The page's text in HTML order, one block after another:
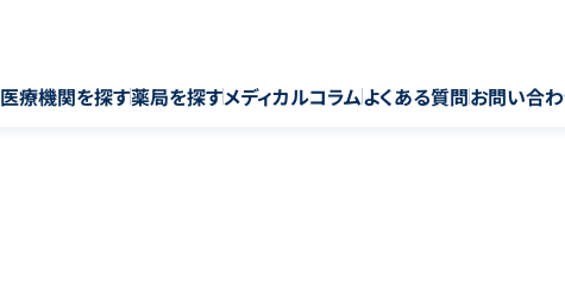
医療機関を探す薬局を探すメディカルコラムよくある質問お問い合